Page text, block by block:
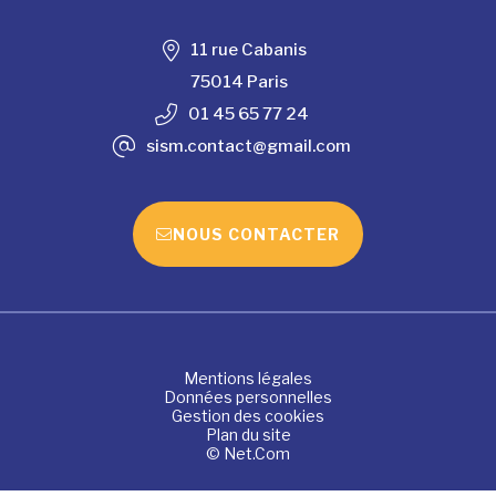
11 rue Cabanis
75014 Paris
01 45 65 77 24
sism.contact@gmail.com
NOUS CONTACTER
Mentions légales
Données personnelles
Gestion des cookies
Plan du site
© Net.Com